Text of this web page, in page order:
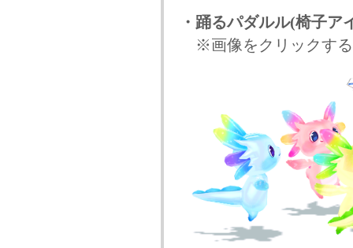
・踊るパダルル(椅子ア
※画像をクリックする